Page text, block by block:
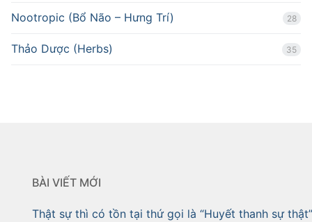
Nootropic (Bổ Não – Hưng Trí) 28
Thảo Dược (Herbs) 35
BÀI VIẾT MỚI
Thật sự thì có tồn tại thứ gọi là “Huyết thanh sự